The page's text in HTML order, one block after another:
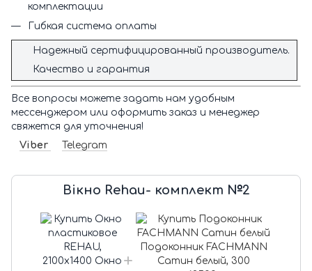
комплектации
Гибкая система оплаты
Надежный сертифицированный производитель.
Качество и гарантия
Все вопросы можете задать нам удобным
мессенджером или оформить заказ и менеджер
свяжется для уточнения!
Viber
Telegram
Вікно Rehau- комплект №2